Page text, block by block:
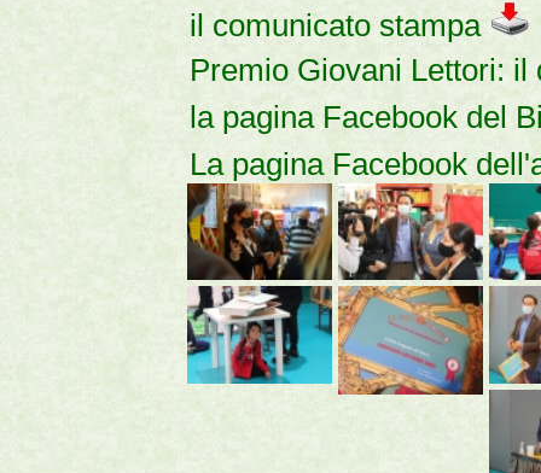
il comunicato stampa
Premio Giovani Lettori:
la pagina Facebook del
La pagina Facebook